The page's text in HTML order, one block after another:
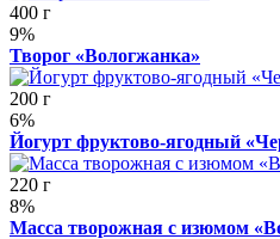
400 г
9%
Творог «Вологжанка»
200 г
6%
Йогурт фруктово-ягодный
220 г
8%
Масса творожная с изюмом